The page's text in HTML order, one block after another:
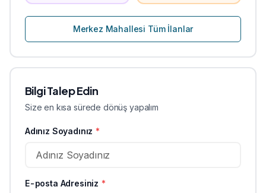
Merkez Mahallesi Tüm İlanlar
Bilgi Talep Edin
Size en kısa sürede dönüş yapalım
Adınız Soyadınız *
E-posta Adresiniz *